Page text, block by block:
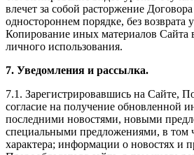
влечет за собой расторжение
одностороннем порядке, без
Копирование иных материалов Сайта
личного использования.
7. Уведомления и рассылка.
7.1. Зарегистрировавшись на Сайте,
согласие на получение обновленной
последними новостями, новыми
специальными предложениями, в том
характера; информации о новостях и